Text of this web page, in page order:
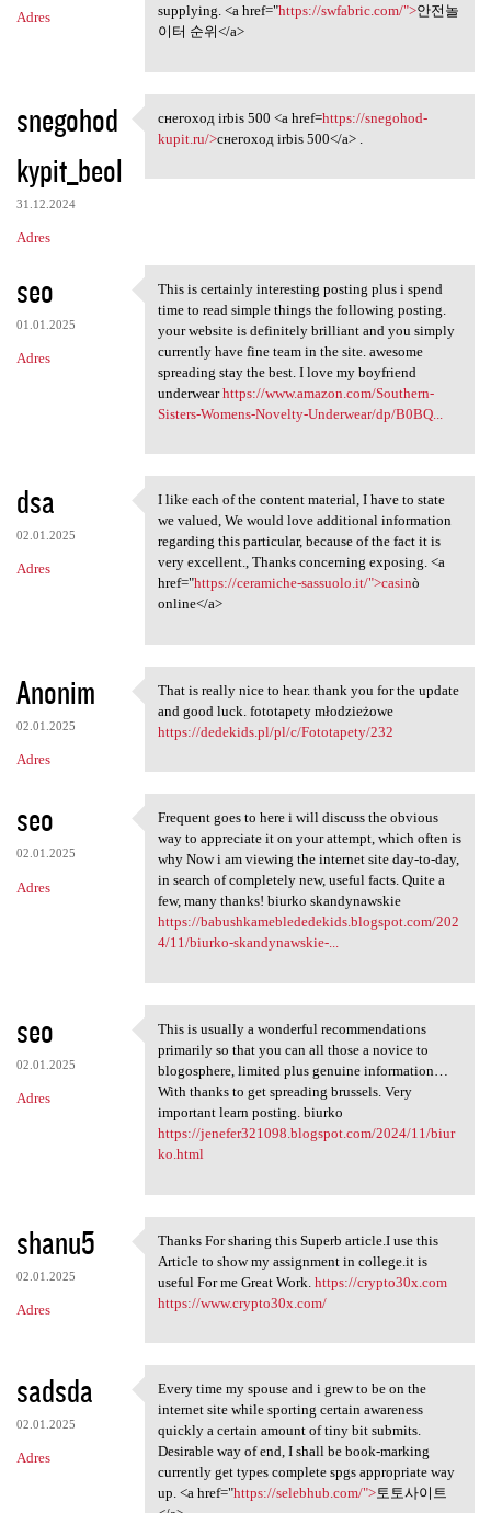
Adres
supplying. <a href="https://swfabric.com/">안전놀
이터 순위</a>
snegohod
kypit_beol
31.12.2024
Adres
снегоход irbis 500 <a href
снегоход irbis 500 <a href=https://snegohod-
kupit.ru/>снегоход irbis 500</a> .
seo
01.01.2025
Adres
This is certainly interesting
This is certainly interesting posting plus i spend
time to read simple things the following posting.
your website is definitely brilliant and you simply
currently have fine team in the site. awesome
spreading stay the best. I love my boyfriend
underwearhttps://www.amazon.com/Southern-
Sisters-Womens-Novelty-Underwear/dp/B0BQ...
dsa
02.01.2025
Adres
I like each of the content
I like each of the content material, I have to state
we valued, We would love additional information
regarding this particular, because of the fact it is
very excellent., Thanks concerning exposing. <a
href="https://ceramiche-sassuolo.it/">casinò
online</a>
Anonim
02.01.2025
Adres
That is really nice to hear.
That is really nice to hear. thank you for the update
and good luck. fototapety młodzieżowe
https://dedekids.pl/pl/c/Fototapety/232
seo
02.01.2025
Adres
Frequent goes to here i will
Frequent goes to here i will discuss the obvious
way to appreciate it on your attempt, which often is
why Now i am viewing the internet site day-to-day,
in search of completely new, useful facts. Quite a
few, many thanks! biurko skandynawskie
https://babushkameblededekids.blogspot.com/202
4/11/biurko-skandynawskie-...
seo
02.01.2025
Adres
This is usually a wonderful
This is usually a wonderful recommendations
primarily so that you can all those a novice to
blogosphere, limited plus genuine information…
With thanks to get spreading brussels. Very
important learn posting. biurko
https://jenefer321098.blogspot.com/2024/11/biur
ko.html
shanu5
02.01.2025
Adres
Thanks For sharing this
Thanks For sharing this Superb article.I use this
Article to show my assignment in college.it is
useful For me Great Work. https://crypto30x.com
https://www.crypto30x.com/
sadsda
02.01.2025
Adres
Every time my spouse and i
Every time my spouse and i grew to be on the
internet site while sporting certain awareness
quickly a certain amount of tiny bit submits.
Desirable way of end, I shall be book-marking
currently get types complete spgs appropriate way
up. <a href="https://selebhub.com/">토토사이트